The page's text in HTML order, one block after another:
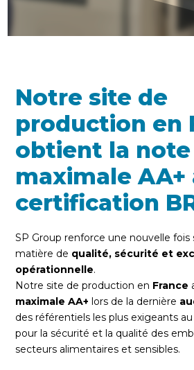
Notre site de
production en
obtient la note
maximale AA+
certification
SP Group renforce une nouvelle
matière de qualité, sécurité et
opérationnelle.
Notre site de production en France
maximale AA+ lors de la dernière
des référentiels les plus exigeants
pour la sécurité et la qualité des
secteurs alimentaires et sensibles.